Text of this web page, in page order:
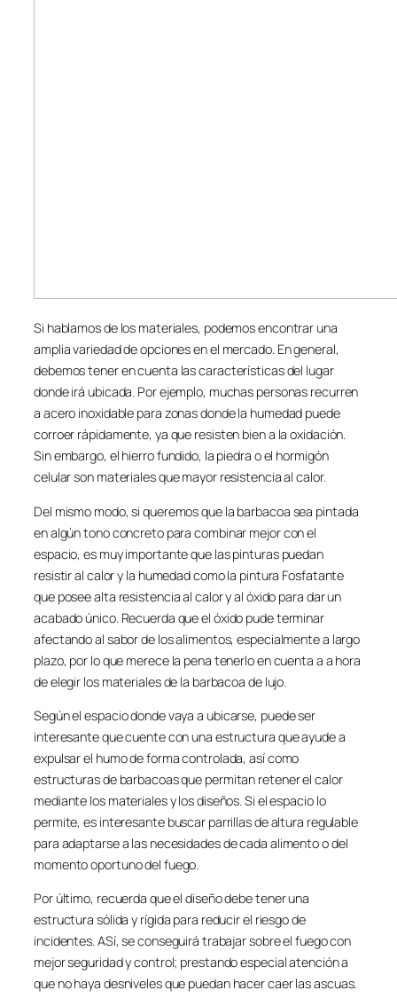
Si hablamos de los materiales, podemos encontrar una
amplia variedad de opciones en el mercado. En general,
debemos tener en cuenta las características del lugar
donde irá ubicada. Por ejemplo, muchas personas recurren
a acero inoxidable para zonas donde la humedad puede
corroer rápidamente, ya que resisten bien a la oxidación.
Sin embargo, el hierro fundido, la piedra o el hormigón
celular son materiales que mayor resistencia al calor.
Del mismo modo, si queremos que la barbacoa sea pintada
en algún tono concreto para combinar mejor con el
espacio, es muy importante que las pinturas puedan
resistir al calor y la humedad como la pintura Fosfatante
que posee alta resistencia al calor y al óxido para dar un
acabado único. Recuerda que el óxido pude terminar
afectando al sabor de los alimentos, especialmente a largo
plazo, por lo que merece la pena tenerlo en cuenta a a hora
de elegir los materiales de la barbacoa de lujo.
Según el espacio donde vaya a ubicarse, puede ser
interesante que cuente con una estructura que ayude a
expulsar el humo de forma controlada, así como
estructuras de barbacoas que permitan retener el calor
mediante los materiales y los diseños. Si el espacio lo
permite, es interesante buscar parrillas de altura regulable
para adaptarse a las necesidades de cada alimento o del
momento oportuno del fuego.
Por último, recuerda que el diseño debe tener una
estructura sólida y rígida para reducir el riesgo de
incidentes. ASí, se conseguirá trabajar sobre el fuego con
mejor seguridad y control; prestando especial atención a
que no haya desniveles que puedan hacer caer las ascuas.